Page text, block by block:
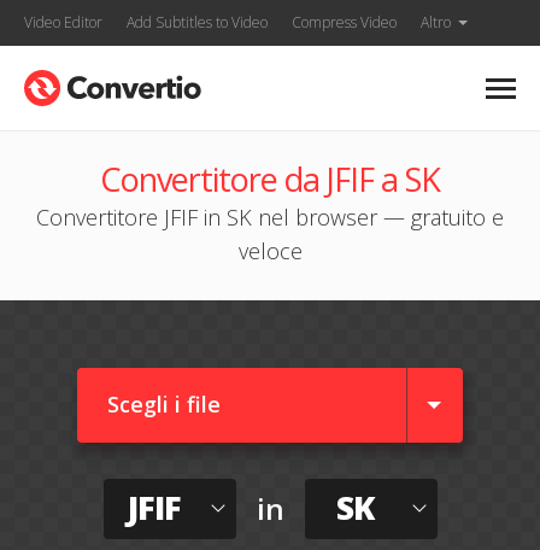
Video Editor Add Subtitles to Video Compress Video Altro
Convertitore da JFIF a SK
Convertitore JFIF in SK nel browser — gratuito e
veloce
Scegli i file
JFIF in SK